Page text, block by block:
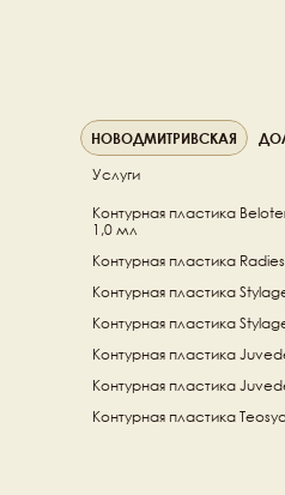
НОВОДМИТРИВСКАЯ
Услуги
Контурная пластика
1,0 мл
Контурная пластика
Контурная пластика
Контурная пластика
Контурная пластика
Контурная пластика
Контурная пластика